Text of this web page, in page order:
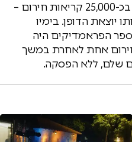
במהלך שנות פעילותו השתתף בכ-25,000 קריאות חירום –
יוצאת הדופן. בימיו
הפראמדיקים היה
אחת לאחרת במשך
שלם, ללא הפסקה.